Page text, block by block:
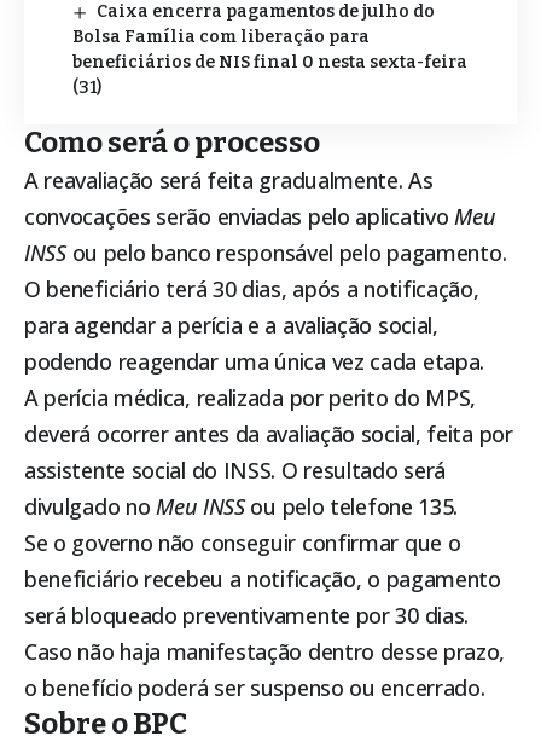
Caixa encerra pagamentos de julho do
Bolsa Família com liberação para
beneficiários de NIS final 0 nesta sexta-feira
(31)
Como será o processo
A reavaliação será feita gradualmente. As
convocações serão enviadas pelo aplicativoMeu
INSSou pelo banco responsável pelo pagamento.
O beneficiário terá 30 dias, após a notificação,
para agendar a perícia e a avaliação social,
podendo reagendar uma única vez cada etapa.
A perícia médica, realizada por perito do MPS,
deverá ocorrer antes da avaliação social, feita por
assistente social do INSS. O resultado será
divulgado noMeu INSSou pelo telefone 135.
Se o governo não conseguir confirmar que o
beneficiário recebeu a notificação, o pagamento
será bloqueado preventivamente por 30 dias.
Caso não haja manifestação dentro desse prazo,
o benefício poderá ser suspenso ou encerrado.
Sobre o BPC